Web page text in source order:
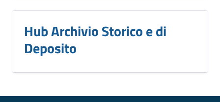
Hub Archivio Storico e di
Deposito